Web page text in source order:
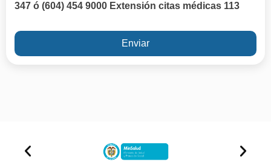
347 ó (604) 454 9000 Extensión citas médicas 113
Enviar